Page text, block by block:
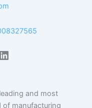
LinkedIn
and most
of manufacturing